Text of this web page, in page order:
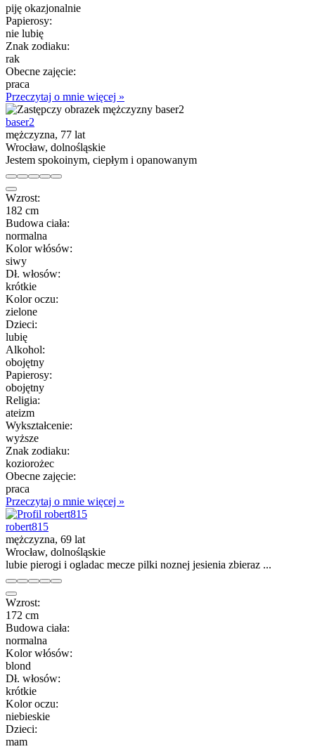
piję okazjonalnie
Papierosy:
nie lubię
Znak zodiaku:
rak
Obecne zajęcie:
praca
Przeczytaj o mnie więcej »
baser2
mężczyzna, 77 lat
Wrocław, dolnośląskie
Jestem spokoinym, ciepłym i opanowanym
Wzrost:
182 cm
Budowa ciała:
normalna
Kolor włósów:
siwy
Dł. włosów:
krótkie
Kolor oczu:
zielone
Dzieci:
lubię
Alkohol:
obojętny
Papierosy:
obojętny
Religia:
ateizm
Wykształcenie:
wyższe
Znak zodiaku:
koziorożec
Obecne zajęcie:
praca
Przeczytaj o mnie więcej »
robert815
mężczyzna, 69 lat
Wrocław, dolnośląskie
lubie pierogi i ogladac mecze pilki noznej jesienia zbieraz ...
Wzrost:
172 cm
Budowa ciała:
normalna
Kolor włósów:
blond
Dł. włosów:
krótkie
Kolor oczu:
niebieskie
Dzieci:
mam